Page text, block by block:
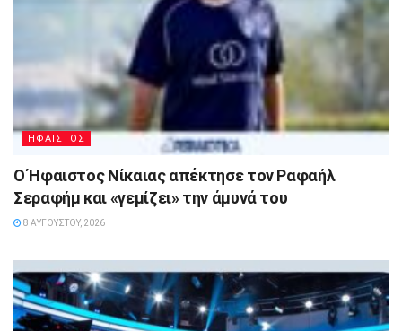
ΗΦΑΙΣΤΟΣ
Ο Ήφαιστος Νίκαιας απέκτησε τον Ραφαήλ
Σεραφήμ και «γεμίζει» την άμυνά του
8 ΑΥΓΟΎΣΤΟΥ, 2026